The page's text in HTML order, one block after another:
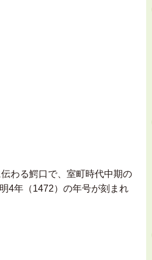
わる鰐口で、室町時代中期の
4年（1472）の年号が刻まれ